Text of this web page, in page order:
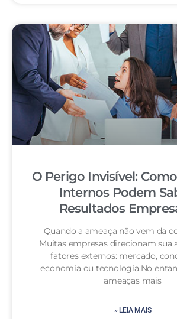
O Perigo Invisível:
Internos Podem
Resultados
Quando a ameaça não vem da
Muitas empresas direcionam sua
fatores externos: mercado,
economia ou tecnologia.No
ameaças mais
» LEIA MAIS